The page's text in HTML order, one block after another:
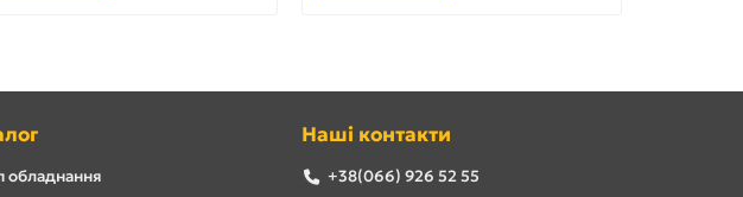
обладнання
Наші контакти
+38(066) 926 52 55